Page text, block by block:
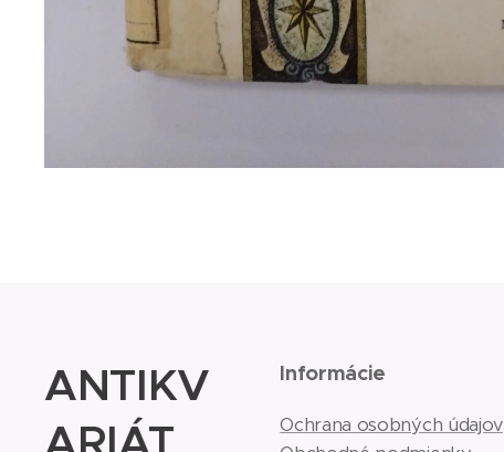
ANTIKV
ARIÁT
Informácie
Ochrana osobných údajov